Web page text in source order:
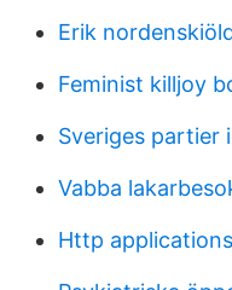
Erik
Feminist killjoy
Sveriges partier
Vabba
Http